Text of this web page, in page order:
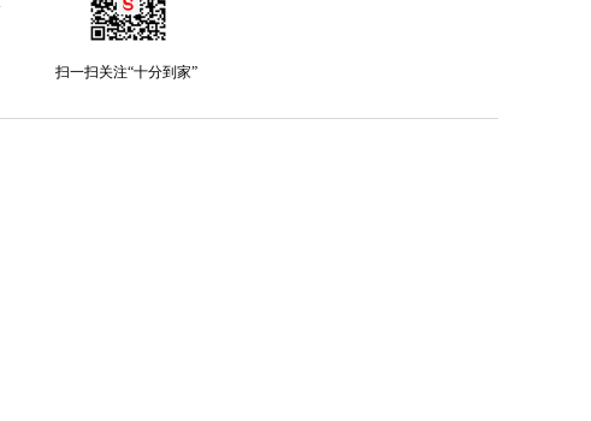
扫一扫关注“十分到家”